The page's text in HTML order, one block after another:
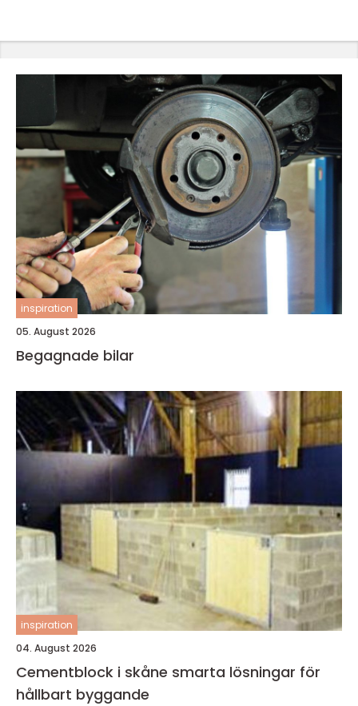
inspiration
05. August 2026
Begagnade bilar
inspiration
04. August 2026
Cementblock i skåne smarta lösningar för
hållbart byggande